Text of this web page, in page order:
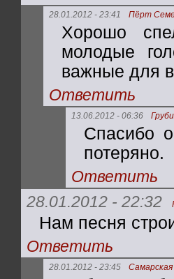
28.01.2012 - 23:41 Пёрт
Хорошо
молодые
важные для
Ответить
13.06.2012 - 06:36
Спасибо
потеряно.
Ответить
28.01.2012 - 22:32
Нам песня
Ответить
28.01.2012 - 23:45 Самарская